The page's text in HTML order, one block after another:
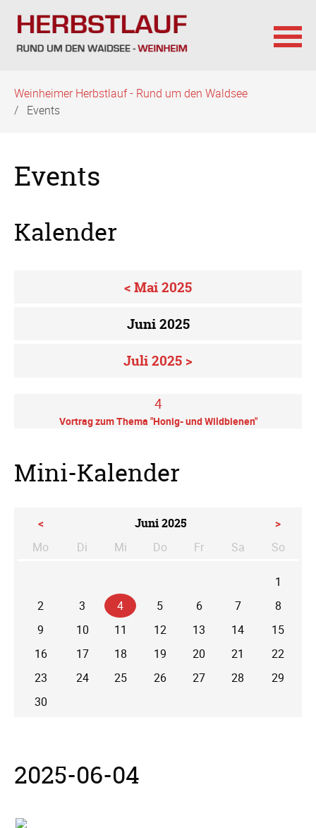
überspringen
Weinheimer Herbstlauf - Rund um den Waldsee
Events
Events
Kalender
< Mai 2025
Juni 2025
Juli 2025 >
4
Vortrag zum Thema "Honig- und Wildbienen"
Mini-Kalender
< Juni 2025
>
Mo
Di enstag
Mi ttwoch
Do nnerstag
Fr Sa mstagSo
1
2
3 4 5 6 7
8
9
10 11 12 13 14
15
16
17 18 19 20 21
22
23
24 25 26 27 28
29
30
2025-06-04